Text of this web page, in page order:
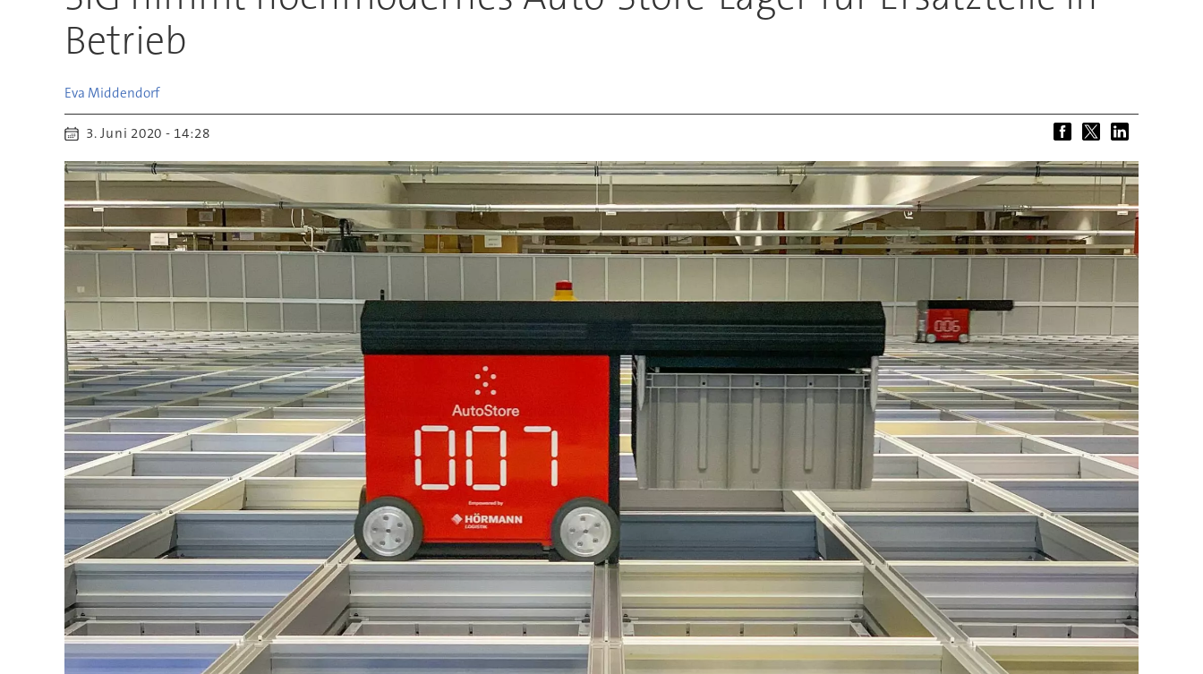
Betrieb
Eva Middendorf
3. Juni 2020 - 14:28